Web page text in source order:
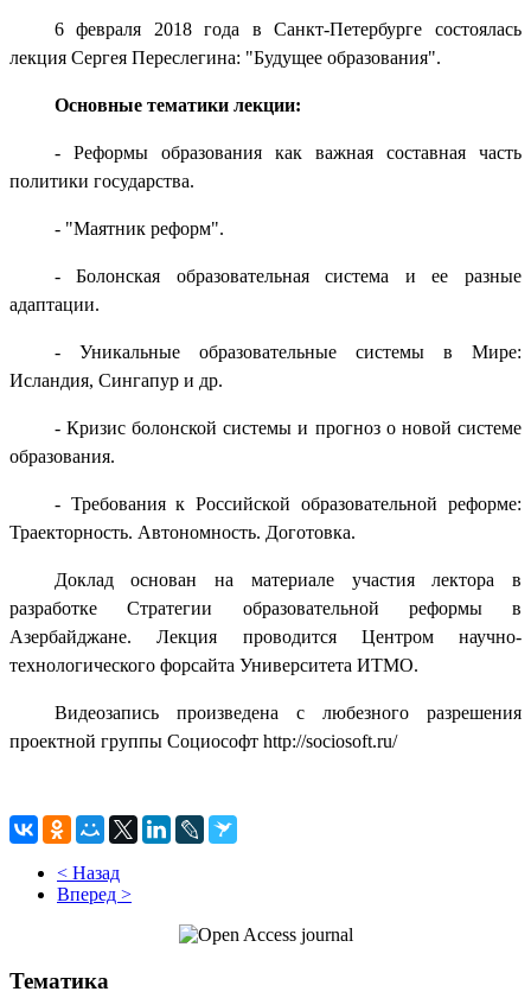
6 февраля 2018 года в Санкт-Петербурге состоялась
лекция Сергея Переслегина: "Будущее образования".
Основные тематики лекции:
- Реформы образования как важная составная часть
политики государства.
- "Маятник реформ".
- Болонская образовательная система и ее разные
адаптации.
- Уникальные образовательные системы в Мире:
Исландия, Сингапур и др.
- Кризис болонской системы и прогноз о новой системе
образования.
- Требования к Российской образовательной реформе:
Траекторность. Автономность. Доготовка.
Доклад основан на материале участия лектора в
разработке Стратегии образовательной реформы в
Азербайджане. Лекция проводится Центром научно-
технологического форсайта Университета ИТМО.
Видеозапись произведена с любезного разрешения
проектной группы Социософт http://sociosoft.ru/
< Назад
Вперед >
Тематика